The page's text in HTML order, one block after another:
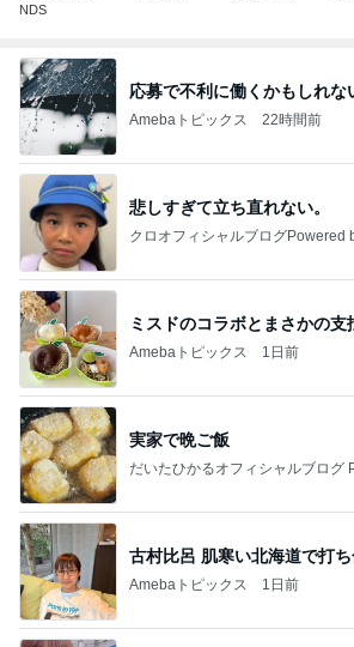
NDS
応募で不利に働くかもしれな
Amebaトピックス 22時間前
悲しすぎて立ち直れない。
クロオフィシャルブログPowered
ミスドのコラボとまさかの支
Amebaトピックス 1日前
実家で晩ご飯
だいたひかるオフィシャルブログ
古村比呂 肌寒い北海道で打
Amebaトピックス 1日前